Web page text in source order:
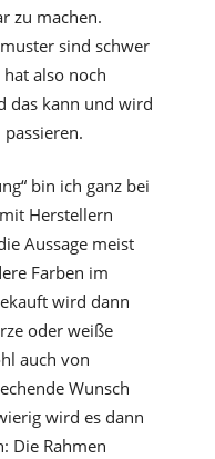
zu machen.
sind schwer
also noch
das kann und wird
bin ich ganz bei
Herstellern
Aussage meist
Farben im
wird dann
oder weiße
auch von
Wunsch
wird es dann
Die Rahmen